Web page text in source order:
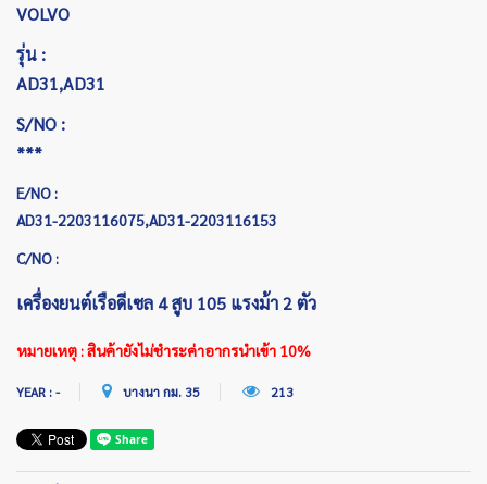
VOLVO
รุ่น :
AD31,AD31
S/NO :
***
E/NO :
AD31-2203116075,AD31-2203116153
C/NO :
เครื่องยนต์เรือดีเซล 4 สูบ 105 แรงม้า 2 ตัว
หมายเหตุ : สินค้ายังไม่ชำระค่าอากรนำเข้า 10%
YEAR : - บางนา กม. 35 213